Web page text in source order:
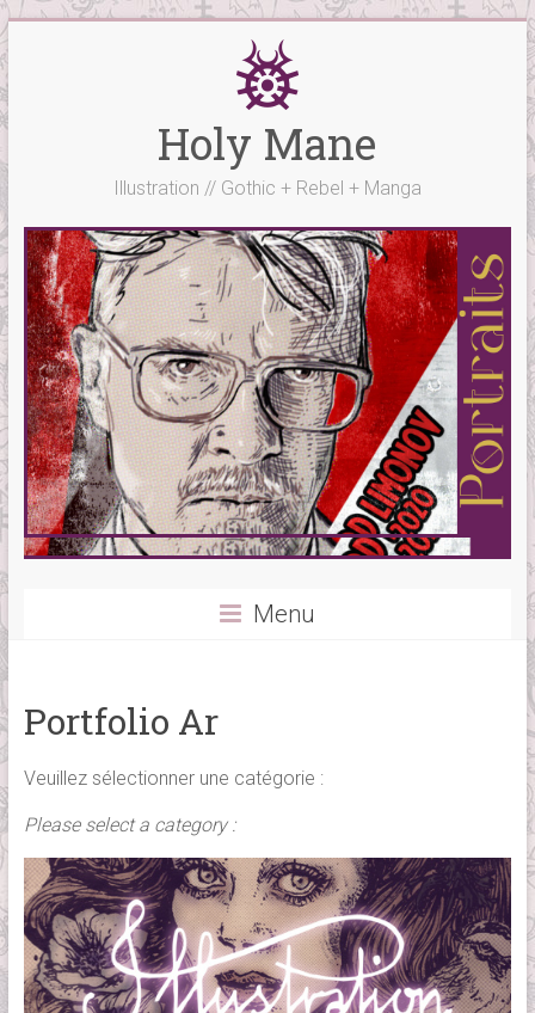
Skip
content
Holy Mane
Illustration // Gothic + Rebel + Manga
Menu
Portfolio Ar
Veuillez sélectionner une catégorie :
Please select a category :